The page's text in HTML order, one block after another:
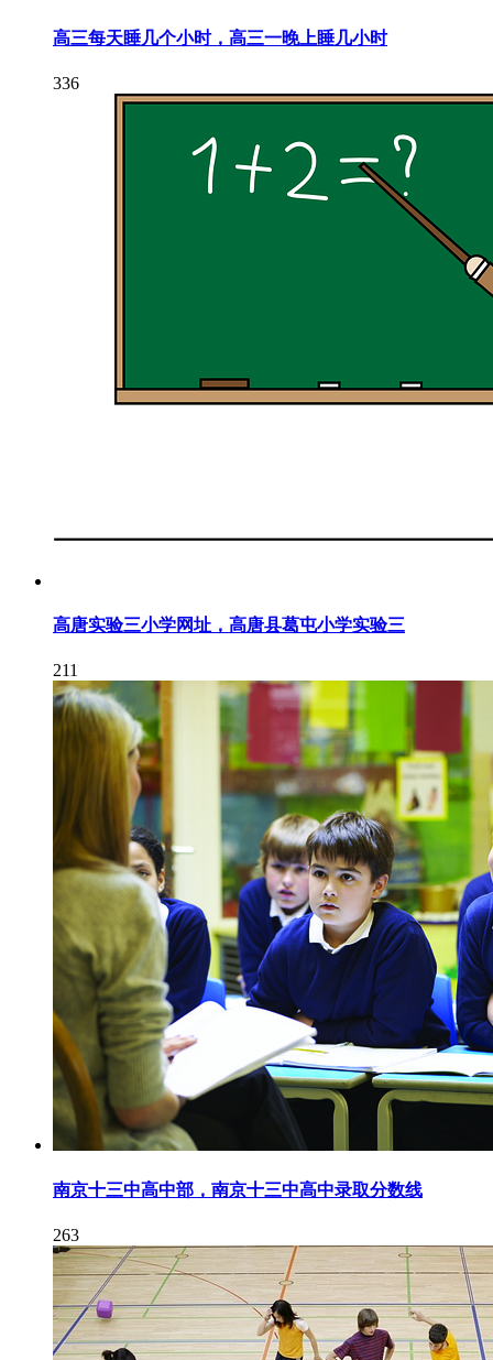
高三每天睡几个小时，高三一晚上睡几小时
336
高唐实验三小学网址，高唐县葛屯小学实验三
211
南京十三中高中部，南京十三中高中录取分数线
263